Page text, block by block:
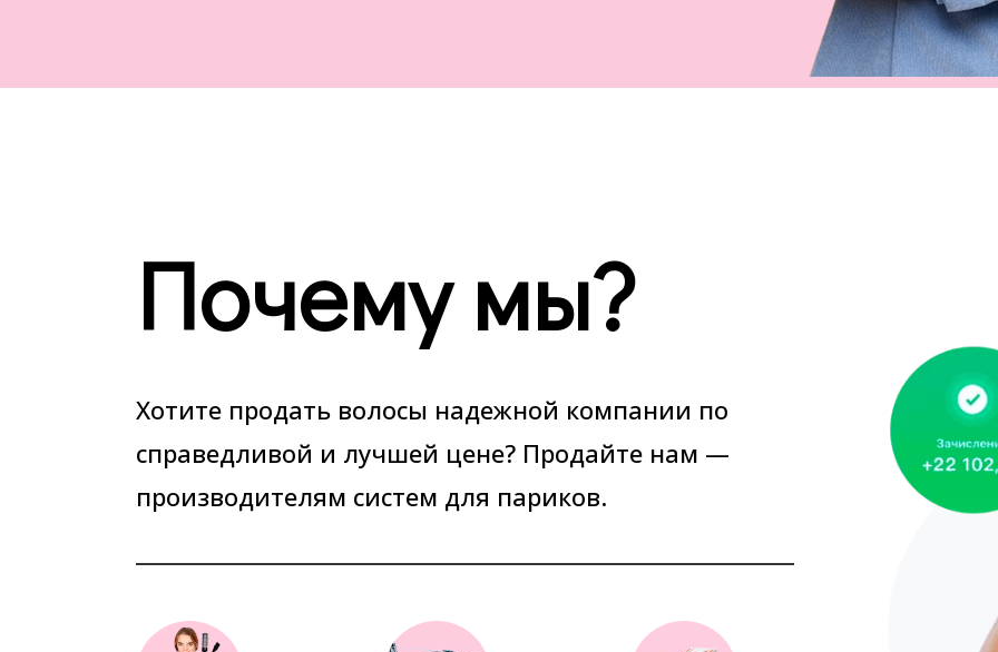
Почему мы?
Хотите продать волосы надежной компании по
справедливой и лучшей цене? Продайте нам —
производителям систем для париков.